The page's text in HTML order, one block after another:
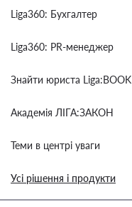
Liga360: Бухгалтер
Liga360: PR-менеджер
Знайти юриста Liga:BOOK
Академія ЛІГА:ЗАКОН
Теми в центрі уваги
Усі рішення і продукти